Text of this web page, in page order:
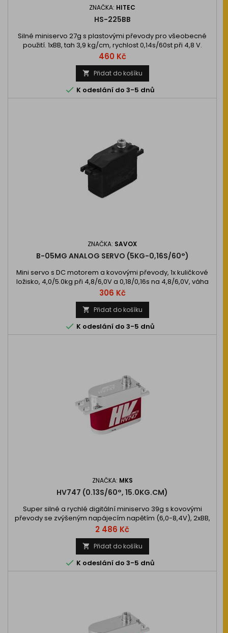
ZNAČKA: HITEC
HS-225BB
Silné miniservo 27g s plastovými převody pro všeobecné
použití. 1xBB, tah 3,9 kg/cm, rychlost 0,14s/60st při 4,8 V.
Cena
460 Kč
 Přidat do košíku
 K odeslání do 3-5 dnů
ZNAČKA: SAVOX
B-05MG ANALOG SERVO (5KG-0,16S/60°)
Mini servo s DC motorem a kovovými převody, 1x kuličkové
ložisko, 4,0/5.0kg při 4,8/6,0V a 0,18/0,16s na 4,8/6,0V, váha
,0g, 35,8x15,0x27,2mm. Provozní napětí 4,8 - 6,0V.
Cena
306 Kč
 Přidat do košíku
 K odeslání do 3-5 dnů
ZNAČKA: MKS
HV747 (0.13S/60°, 15.0KG.CM)
Super silné a rychlé digitální miniservo 39g s kovovými
převody se zvýšeným napájecím napětím (6,0-8,4V), 2xBB,
ideální pro rychlé RC větroně a menší motorové modely.
Tah 11,8kg.cm, rychlost 0,17s…
Cena
2 486 Kč
 Přidat do košíku
 K odeslání do 3-5 dnů